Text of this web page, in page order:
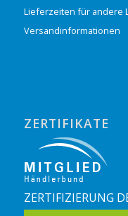
Lieferzeiten für andere
Versandinformationen
ZERTIFIKATE
ZERTIFIZIERUNG